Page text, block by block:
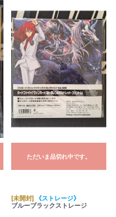
ただいま品切れ中です。
[未開封]
《ストレージ》
ブルーブラックストレージ